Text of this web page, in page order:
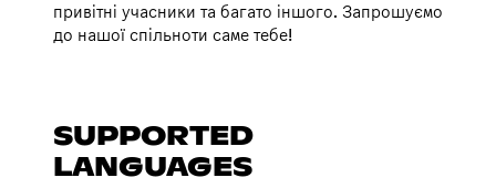
привітні учасники та багато іншого. Запрошуємо
до нашої спільноти саме тебе!
SUPPORTED
LANGUAGES